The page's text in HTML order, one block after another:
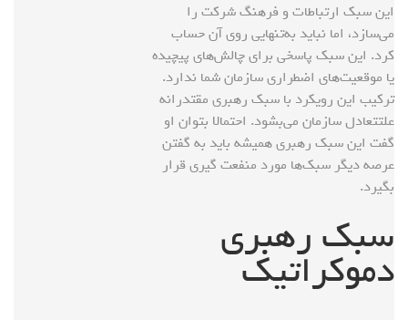
این سبک ارتباطات و فرهنگ شرکت را
می‌سازد، اما نباید به‌تنهایی روی آن حساب
کرد. این سبک پاسخی برای چالش‌های پیچیده
یا موقعیت‌های اضطراری سازمان شما ندارد.
ترکیب این رویکرد با سبک رهبری مقتدرانه
علتتعادل سازمان می‌بشود. احتمالا بتوان او
گفت این سبک رهبری همیشه باید به گفتن
عرصه دیگر سبک‌ها مورد منفعت گیری قرار
بگیرد.
سبک رهبری
دموکراتیک